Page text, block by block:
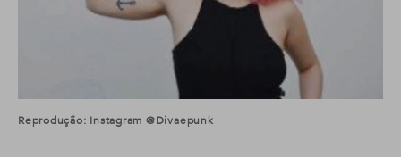
Reprodução: Instagram @divaepunk